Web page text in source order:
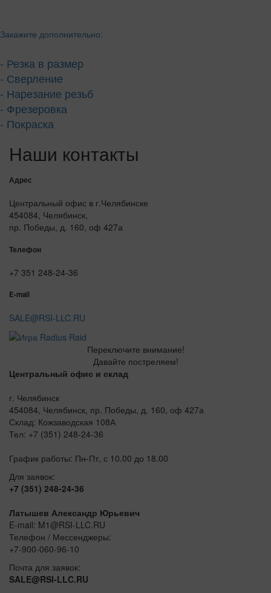
Закажите дополнительно:
- Резка в размер
- Сверление
- Нарезание резьб
- Фрезеровка
- Покраска
Наши контакты
Адрес
Центральный офис в г.Челябинске
454084, Челябинск,
пр. Победы, д. 160, оф 427а
Телефон
+7 351 248-24-36
E-mail
SALE@RSI-LLC.RU
Переключите внимание!
Давайте постреляем!
Центральный офис и склад
г. Челябинск
454084, Челябинск, пр. Победы, д. 160, оф 427а
Склад: Кожзаводская 108А
Тел: +7 (351) 248-24-36
График работы: Пн-Пт, с 10.00 до 18.00
Для заявок:
+7 (351) 248-24-36
Латышев Александр Юрьевич
E-mail: M1@RSI-LLC.RU
Телефон / Мессенджеры:
+7-900-060-96-10
Почта для заявок:
SALE@RSI-LLC.RU